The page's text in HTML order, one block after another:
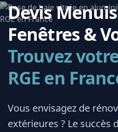
Devis
Fenêtres &
Trouvez
RGE en
Vous envisagez de
extérieures ? Le succès